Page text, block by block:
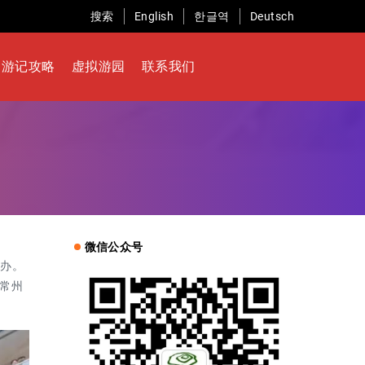
搜索 English 한글역 Deutsch
游记攻略 虚拟游园 联系我们
。
州
微信公众号